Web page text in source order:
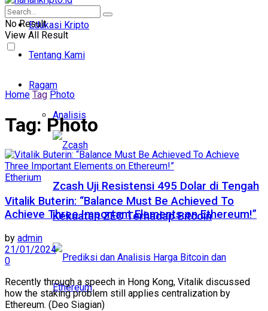
Edukasi Kripto
Tentang Kami
Ragam
Analisis
Zcash Uji Resistensi 495 Dolar di Tengah
Kekuatan ZEC Terhadap Bitcoin
No Result
View All Result
Home Tag Photo
Tag:Photo
Etherium
Vitalik Buterin: “Balance Must Be Achieved To
Achieve Three Important Elements on Ethereum!”
by admin
21/01/2024
0
Recently through a speech in Hong Kong, Vitalik discussed
how the staking problem still applies centralization by
Ethereum. (Deo Siagian)